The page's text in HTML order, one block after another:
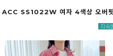
ACC SS1022W 여자 4색상 오버핏